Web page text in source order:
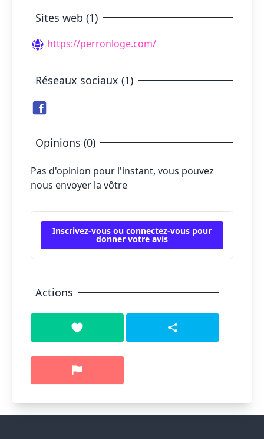
Sites web (1)
https://perronloge.com/
Réseaux sociaux (1)
Opinions (0)
Pas d'opinion pour l'instant, vous pouvez
nous envoyer la vôtre
Inscrivez-vous ou connectez-vous pour
donner votre avis
Actions